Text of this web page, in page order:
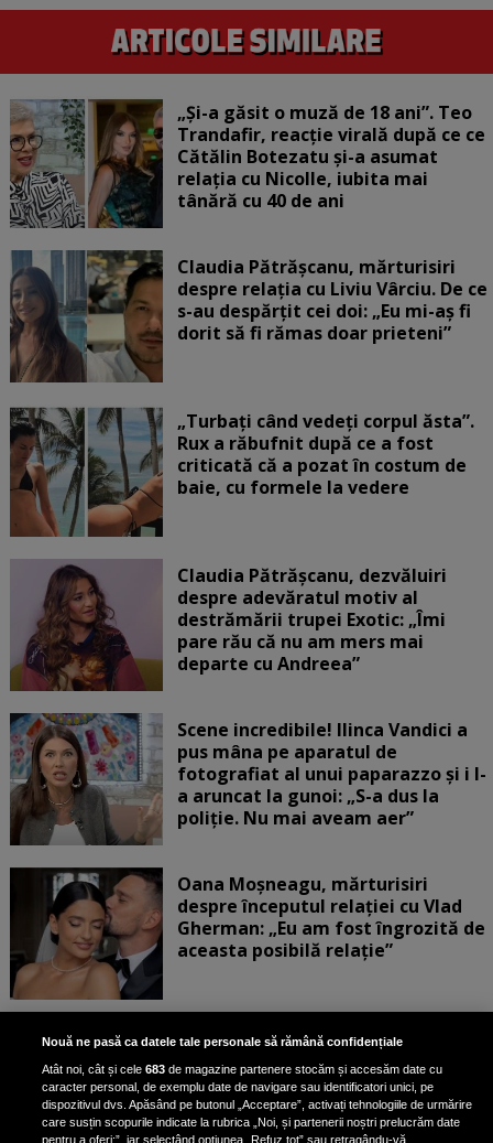
„Și-a găsit o muză de 18 ani”. Teo
Trandafir, reacție virală după ce ce
Cătălin Botezatu și-a asumat
relația cu Nicolle, iubita mai
tânără cu 40 de ani
Claudia Pătrășcanu, mărturisiri
despre relația cu Liviu Vârciu. De ce
s-au despărțit cei doi: „Eu mi-aș fi
dorit să fi rămas doar prieteni”
„Turbați când vedeți corpul ăsta”.
Rux a răbufnit după ce a fost
criticată că a pozat în costum de
baie, cu formele la vedere
Claudia Pătrășcanu, dezvăluiri
despre adevăratul motiv al
destrămării trupei Exotic: „Îmi
pare rău că nu am mers mai
departe cu Andreea”
Scene incredibile! Ilinca Vandici a
pus mâna pe aparatul de
fotografiat al unui paparazzo și i l-
a aruncat la gunoi: „S-a dus la
poliție. Nu mai aveam aer”
Oana Moșneagu, mărturisiri
despre începutul relației cu Vlad
Gherman: „Eu am fost îngrozită de
aceasta posibilă relație”
Unde locuiesc Alberto Guță și
iubita lui, după ce au plecat din
casa Narcisei Balaban: „Noi
suntem într-o casă cu două-trei
etaje”
Nouă ne pasă ca datele tale personale să rămână confidențiale
Atât noi, cât și cele683 de magazine partenere stocăm și accesăm date cu
caracter personal, de exemplu date de navigare sau identificatori unici, pe
dispozitivul dvs. Apăsând pe butonul „Acceptare”, activați tehnologiile de urmărire
care susțin scopurile indicate la rubrica „Noi, și partenerii noștri prelucrăm date
pentru a oferi:”, iar selectând opțiunea „Refuz tot” sau retragându-vă